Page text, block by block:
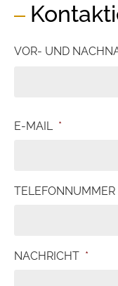
VOR- UND
E-MAIL *
TELEFONNUMMER
NACHRICHT *